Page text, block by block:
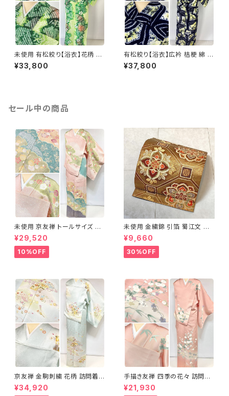
未使用 有松絞り【浴衣】花柄 綿
有松鳴海絞り 黄緑 緑 ライム 白
063
¥33,800
有松絞り【浴衣】広衿 桔梗 綿 有
松鳴海絞り 夏着物 紺 藍色 黄
色 レモンイエロー 078
¥37,800
セール中の商品
未使用 京友禅 トールサイズ 染
め分け 金彩 訪問着 袷 正絹 ピ
ンク 黄緑 紫 黄色 1438
¥29,520
10%OFF
未使用 金繍錦 引箔 蜀江文 唐
織 華紋 袋帯 正絹 金糸 ゴール
ド 赤 紫 710
¥9,660
30%OFF
京友禅 金駒刺繍 花柄 訪問着
正絹 水色 黄緑 パステルカラー
アイスグリーン 1433
¥34,920
手描き友禅 四季の花々 訪問着
袷 正絹 サーモンピンク クリー
ム 白 桃花色 1434
¥21,930